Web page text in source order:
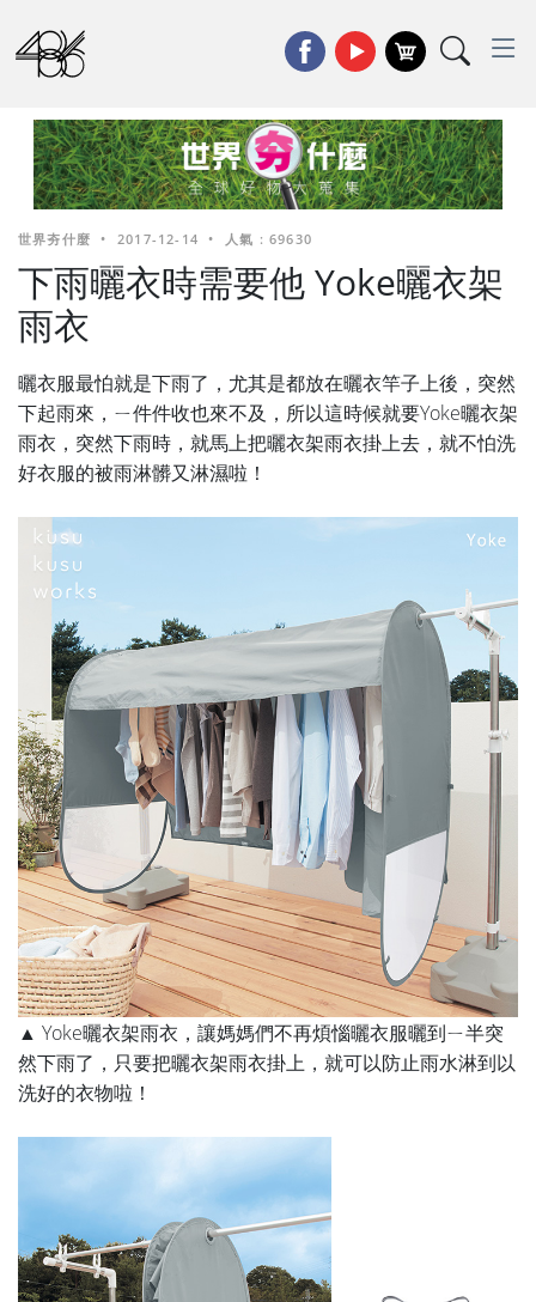
世界夯什麼 • 2017-12-14 • 人氣 : 69630
下雨曬衣時需要他 Yoke曬衣架
雨衣
曬衣服最怕就是下雨了，尤其是都放在曬衣竿子上後，突然
下起雨來，ㄧ件件收也來不及，所以這時候就要Yoke曬衣架
雨衣，突然下雨時，就馬上把曬衣架雨衣掛上去，就不怕洗
好衣服的被雨淋髒又淋濕啦！
▲ Yoke曬衣架雨衣，讓媽媽們不再煩惱曬衣服曬到ㄧ半突
然下雨了，只要把曬衣架雨衣掛上，就可以防止雨水淋到以
洗好的衣物啦！